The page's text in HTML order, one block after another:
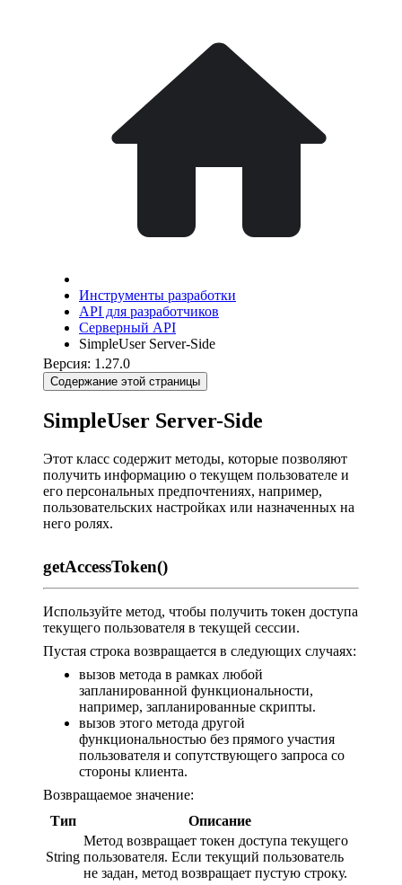
Инструменты разработки
API для разработчиков
Серверный API
SimpleUser Server-Side
Версия: 1.27.0
Содержание этой страницы
SimpleUser Server-Side
Этот класс содержит методы, которые позволяют
получить информацию о текущем пользователе и
его персональных предпочтениях, например,
пользовательских настройках или назначенных на
него ролях.
getAccessToken()
Используйте метод, чтобы получить токен доступа
текущего пользователя в текущей сессии.
Пустая строка возвращается в следующих случаях:
вызов метода в рамках любой
запланированной функциональности,
например, запланированные скрипты.
вызов этого метода другой
функциональностью без прямого участия
пользователя и сопутствующего запроса со
стороны клиента.
Возвращаемое значение:
Тип
Описание
String
Метод возвращает токен доступа текущего
пользователя. Если текущий пользователь
не задан, метод возвращает пустую строку.